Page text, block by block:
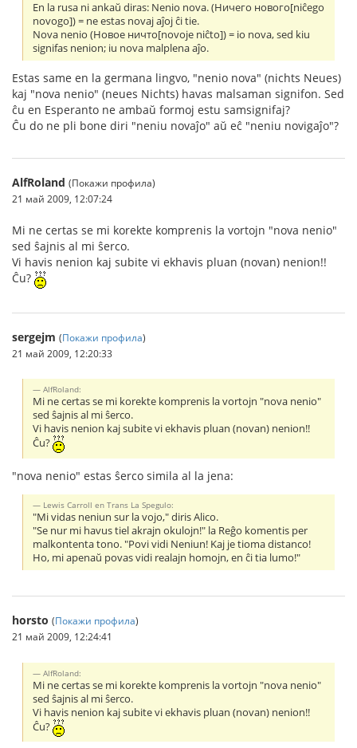
En la rusa ni ankaŭ diras: Nenio nova. (Ничего нового[niĉego
novogo]) = ne estas novaj aĵoj ĉi tie.
Nova nenio (Новое ничто[novoje niĉto]) = io nova, sed kiu
signifas nenion; iu nova malplena aĵo.
Estas same en la germana lingvo, "nenio nova" (nichts Neues)
kaj "nova nenio" (neues Nichts) havas malsaman signifon. Sed
ĉu en Esperanto ne ambaŭ formoj estu samsignifaj?
Ĉu do ne pli bone diri "neniu novaĵo" aŭ eĉ "neniu novigaĵo"?
AlfRoland (Покажи профила)
21 май 2009, 12:07:24
Mi ne certas se mi korekte komprenis la vortojn "nova nenio"
sed ŝajnis al mi ŝerco.
Vi havis nenion kaj subite vi ekhavis pluan (novan) nenion!!
Ĉu?
sergejm (Покажи профила)
21 май 2009, 12:20:33
AlfRoland:
Mi ne certas se mi korekte komprenis la vortojn "nova nenio"
sed ŝajnis al mi ŝerco.
Vi havis nenion kaj subite vi ekhavis pluan (novan) nenion!!
Ĉu?
"nova nenio" estas ŝerco simila al la jena:
Lewis Carroll en Trans La Spegulo:
"Mi vidas neniun sur la vojo," diris Alico.
"Se nur mi havus tiel akrajn okulojn!" la Reĝo komentis per
malkontenta tono. "Povi vidi Neniun! Kaj je tioma distanco!
Ho, mi apenaŭ povas vidi realajn homojn, en ĉi tia lumo!"
horsto (Покажи профила)
21 май 2009, 12:24:41
AlfRoland:
Mi ne certas se mi korekte komprenis la vortojn "nova nenio"
sed ŝajnis al mi ŝerco.
Vi havis nenion kaj subite vi ekhavis pluan (novan) nenion!!
Ĉu?